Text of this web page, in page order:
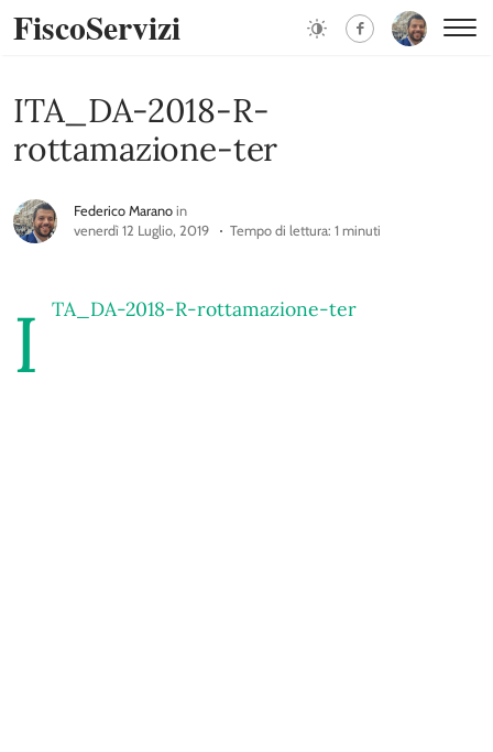
FiscoServizi
ITA_DA-2018-R-
rottamazione-ter
Federico Marano in
venerdì 12 Luglio, 2019
Tempo di lettura: 1 minuti
I TA_DA-2018-R-rottamazione-ter